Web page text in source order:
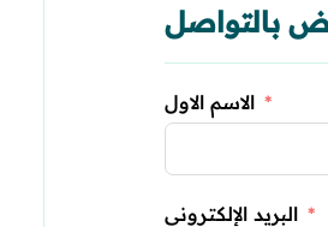
بالتواصل
الاسم الاول
البريد الإلكتروني